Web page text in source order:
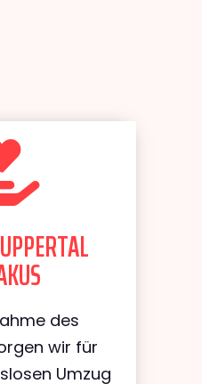
des
wir für
Umzug